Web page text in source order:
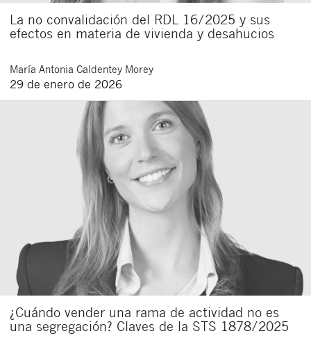
La no convalidación del RDL 16/2025 y sus
efectos en materia de vivienda y desahucios
María Antonia Caldentey Morey
29 de enero de 2026
¿Cuándo vender una rama de actividad no es
una segregación? Claves de la STS 1878/2025